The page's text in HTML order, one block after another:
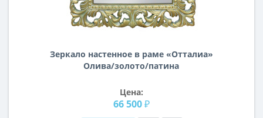
Зеркало настенное в раме «Отталиа»
Олива/золото/патина
Цена:
66 500 ₽